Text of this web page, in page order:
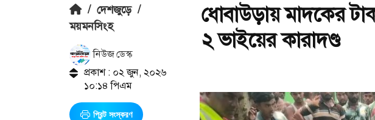
/ দেশজুড়ে /
ময়মনসিংহ
নিউজ ডেস্ক
প্রকাশ : ০২ জুন, ২০২৬
১০:১৪ পিএম
প্রিন্ট সংস্করণ
ধোবাউড়ায় মাদকের
২ ভাইয়ের কারাদণ্ড